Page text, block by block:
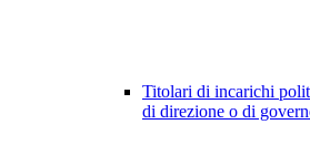
Titolari di incarichi
di direzione o di